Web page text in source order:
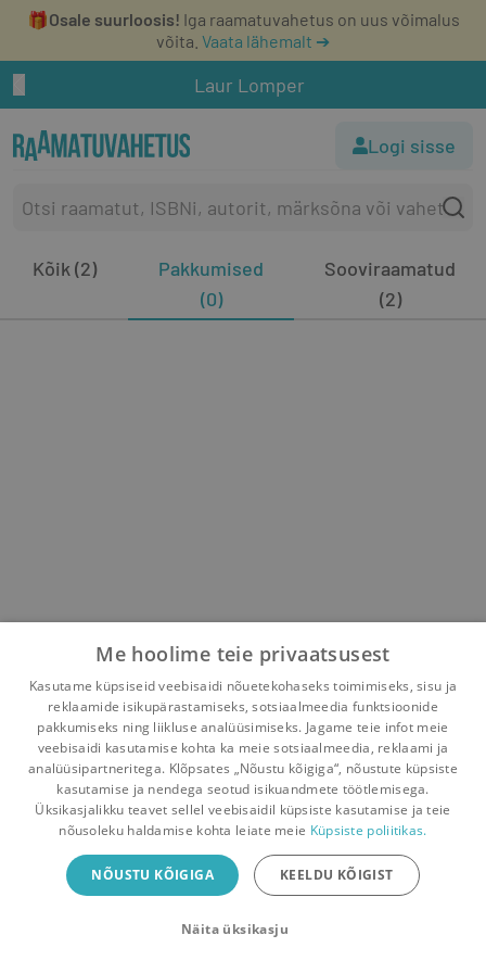
🎁Osale suurloosis! Iga raamatuvahetus on uus võimalus
võita. Vaata lähemalt ➔
Laur Lomper
Logi sisse
Kõik (2)
Pakkumised
(0)
Sooviraamatud
(2)
Pealehele Ostukorv Sõnumid Teated Konto
Raamatuvahetuse mobiiliäpp
Vaheta raamatuid veelgi mugavamalt!
Me hoolime teie privaatsusest
Kasutame küpsiseid veebisaidi nõuetekohaseks toimimiseks, sisu ja
reklaamide isikupärastamiseks, sotsiaalmeedia funktsioonide
pakkumiseks ning liikluse analüüsimiseks. Jagame teie infot meie
veebisaidi kasutamise kohta ka meie sotsiaalmeedia, reklaami ja
analüüsipartneritega. Klõpsates „Nõustu kõigiga“, nõustute küpsiste
kasutamise ja nendega seotud isikuandmete töötlemisega.
Üksikasjalikku teavet sellel veebisaidil küpsiste kasutamise ja teie
nõusoleku haldamise kohta leiate meie Küpsiste poliitikas.
NÕUSTU KÕIGIGA KEELDU KÕIGIST
Näita üksikasju